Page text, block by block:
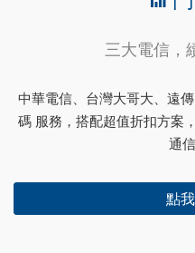
三大電信，
中華電信、台灣大哥大、遠
碼 服務，搭配超值折扣方案
通
點